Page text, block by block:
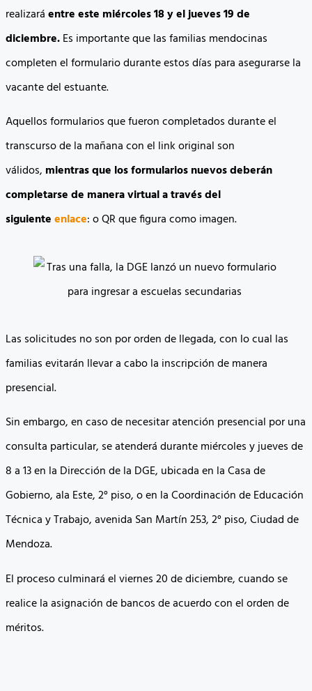
realizaráentre este miércoles 18 y el jueves 19 de
diciembre.Es importante que las familias mendocinas
completen el formulario durante estos días para asegurarse la
vacante del estuante.
Aquellos formularios que fueron completados durante el
transcurso de la mañana con el link original son
válidos, mientras que los formularios nuevos deberán
completarse de manera virtual a través del
siguienteenlace: o QR que figura como imagen.
Las solicitudes no son por orden de llegada, con lo cual las
familias evitarán llevar a cabo la inscripción de manera
presencial.
Sin embargo, en caso de necesitar atención presencial por una
consulta particular, se atenderá durante miércoles y jueves de
8 a 13 en la Dirección de la DGE, ubicada en la Casa de
Gobierno, ala Este, 2° piso, o en la Coordinación de Educación
Técnica y Trabajo, avenida San Martín 253, 2° piso, Ciudad de
Mendoza.
El proceso culminará el viernes 20 de diciembre, cuando se
realice la asignación de bancos de acuerdo con el orden de
méritos.